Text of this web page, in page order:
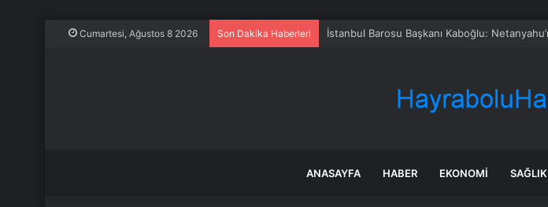
Cumartesi, Ağustos 8 2026 Son Dakika Haberleri
ANASAYFA HABER EKONOMI SAĞLIK